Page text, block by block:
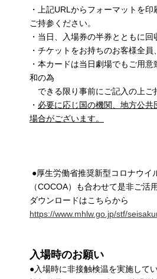
・上記URLからフォーマットを
ご持参ください。
・当日、入場券の半券とともに回
・チケットをお持ちのお客様全員
・本カードは当日劇場でもご用
和の為
できる限り事前にご記入の上ご
・ 必要に応じ国の機関、地方公共
場合がございます。
●厚生労働省推奨新型コロナウイ
（COCOA）も合わせて是非ご活
ダウンロードはこちらから
https://www.mhlw.go.jp/stf/
入場時のお願い
●入場時に非接触検温を実施してい